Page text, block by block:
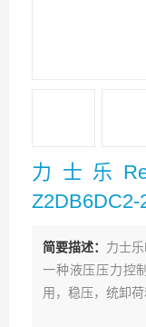
力士乐
Z2DB6DC2-
简要描述： 力士
一种液压压力控
用，稳压，统卸